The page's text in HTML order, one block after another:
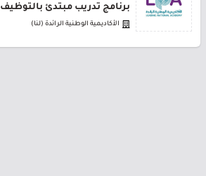
برنامج تدريب مبتدئ بالتوظيف
الأكاديمية الوطنية الرائدة (لنا)